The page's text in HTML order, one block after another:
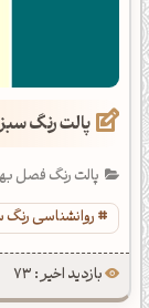
پالت رنگ
پالت رنگ فصل
روانشناسی رنگ
بازدید اخیر : 73